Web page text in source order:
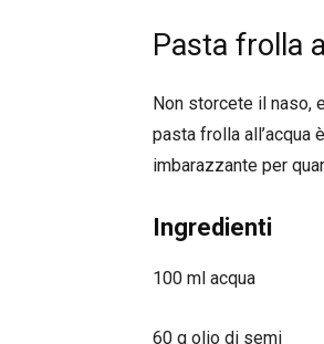
Pasta frolla
Non storcete il naso,
pasta frolla all’acqua
imbarazzante per
Ingredienti
100 ml acqua
60 g olio di semi